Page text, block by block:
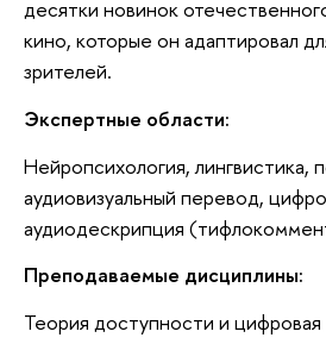
десятки новинок
кино, которые он адаптировал
зрителей.
Экспертные области:
Нейропсихология, лингвистика,
аудиовизуальный перевод,
аудиодескрипция
Преподаваемые дисциплины:
Теория доступности и